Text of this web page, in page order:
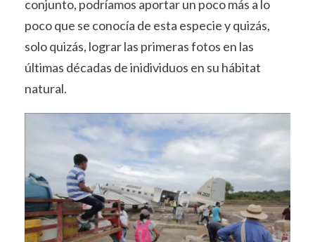
conjunto, podríamos aportar un poco más a lo
poco que se conocía de esta especie y quizás,
solo quizás, lograr las primeras fotos en las
últimas décadas de inidividuos en su hábitat
natural.